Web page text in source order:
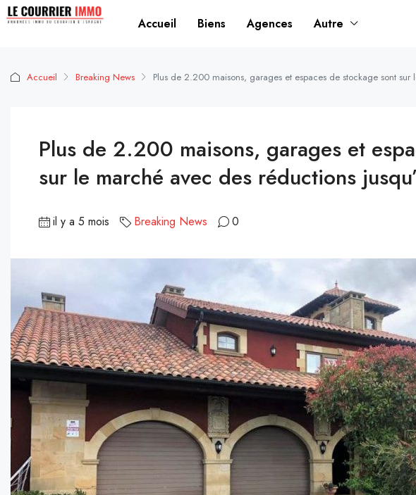
Accueil Biens Agences Autre
Accueil Breaking News Plus de 2.200 maisons, garages et espaces de stockage sont
Plus de 2.200 maisons, garages et
sur le marché avec des réductions
il y a 5 mois Breaking News 0